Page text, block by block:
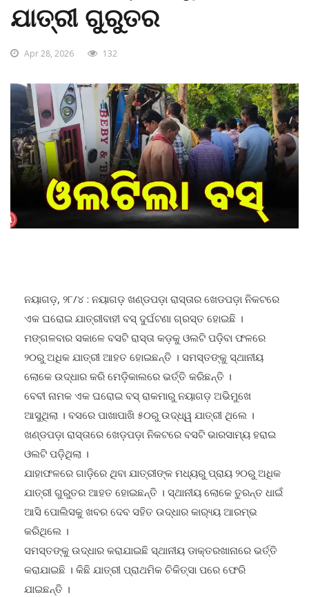
ଯାତ୍ରୀ ଗୁରୁତର
Apr 28, 2026 132
ନୟାଗଡ଼, ୨୮/୪ : ନୟାଗଡ଼ ଖଣ୍ଡପଡ଼ା ରାସ୍ତାର ଖେଡପଡ଼ା ନିକଟରେ
ଏକ ଘରୋଇ ଯାତ୍ରୀବାହୀ ବସ୍ ଦୁର୍ଘଟଣା ଗ୍ରସ୍ତ ହୋଇଛି ।
ମଙ୍ଗଳବାର ସକାଳେ ବସଟି ରାସ୍ତା କଡ଼କୁ ଓଲଟି ପଡ଼ିବା ଫଳରେ
୨୦ରୁ ଅଧିକ ଯାତ୍ରୀ ଆହତ ହୋଇଛନ୍ତି । ସମସ୍ତଙ୍କୁ ସ୍ଥାନୀୟ
ଲୋକେ ଉଦ୍ଧାର କରି ମେଡ଼ିକାଲରେ ଭର୍ତ୍ତି କରିଛନ୍ତି ।
ବେବୀ ନାମକ ଏକ ଘରୋଇ ବସ୍ ରାକମାରୁ ନୟାଗଡ଼ ଅଭିମୁଖେ
ଆସୁଥିଲା । ବସରେ ପାଖାପାଖି ୫୦ରୁ ଉଦ୍ଧ୍ୱ ଯାତ୍ରୀ ଥିଲେ ।
ଖଣ୍ଡପଡ଼ା ରାସ୍ତାରେ ଖେଡ଼ପଡ଼ା ନିକଟରେ ବସଟି ଭାରସାମ୍ୟ ହରାଇ
ଓଲଟି ପଡ଼ିଥିଲା ।
ଯାହାଫଳରେ ଗାଡ଼ିରେ ଥିବା ଯାତ୍ରୀଙ୍କ ମଧ୍ୟରୁ ପ୍ରାୟ ୨୦ରୁ ଅଧିକ
ଯାତ୍ରୀ ଗୁରୁତର ଆହତ ହୋଇଛନ୍ତି । ସ୍ଥାନୀୟ ଲୋକେ ତୁରନ୍ତ ଧାଇଁ
ଆସି ପୋଲିସକୁ ଖବର ଦେବ ସହିତ ଉଦ୍ଧାର କାର‌୍ୟ୍ୟ ଆରମ୍ଭ
କରିଥିଲେ ।
ସମସ୍ତଙ୍କୁ ଉଦ୍ଧାର କରାଯାଇଛି ସ୍ଥାନୀୟ ଡାକ୍ତରଖାନାରେ ଭର୍ତ୍ତି
କରାଯାଇଛି । କିଛି ଯାତ୍ରୀ ପ୍ରାଥମିକ ଚିକିତ୍ସା ପରେ ଫେରି
ଯାଇଛନ୍ତି ।